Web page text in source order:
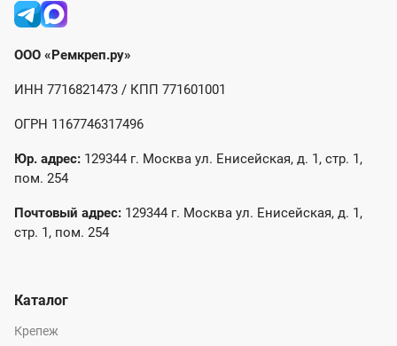
ООО «Ремкреп.ру»
ИНН 7716821473 / КПП 771601001
ОГРН 1167746317496
Юр. адрес: 129344 г. Москва ул. Енисейская, д. 1, стр. 1,
пом. 254
Почтовый адрес: 129344 г. Москва ул. Енисейская, д. 1,
стр. 1, пом. 254
Каталог
Крепеж